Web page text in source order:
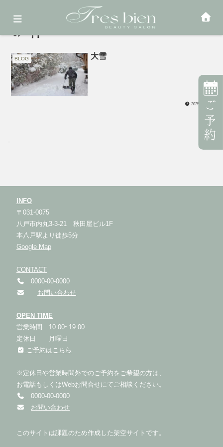
神
BLOG 大雪
2025.01.15
INFO
〒031-0075
八戸市内丸3-3-21 秋田屋ビル1F
本八戸駅より徒歩5分
Google Map
CONTACT
0000-00-0000
お問い合わせ
OPEN TIME
営業時間 10:00~19:00
定休日 月曜日
ご予約はこちら
※定休日や営業時間外でのご予約をご希望の方は、
お電話もしくはWebお問合せにてご相談ください。
0000-00-0000
お問い合わせ
このサイトは課題のため作成した架空サイトです。